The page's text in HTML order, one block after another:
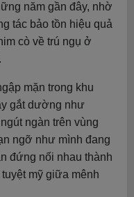
năm gần đây, nhờ
tác bảo tồn hiệu quả
cò về trú ngụ ở
mặn trong khu
gắt dường như
ngàn trên vùng
ngỡ như mình đang
đứng nối nhau thành
mỹ giữa mênh